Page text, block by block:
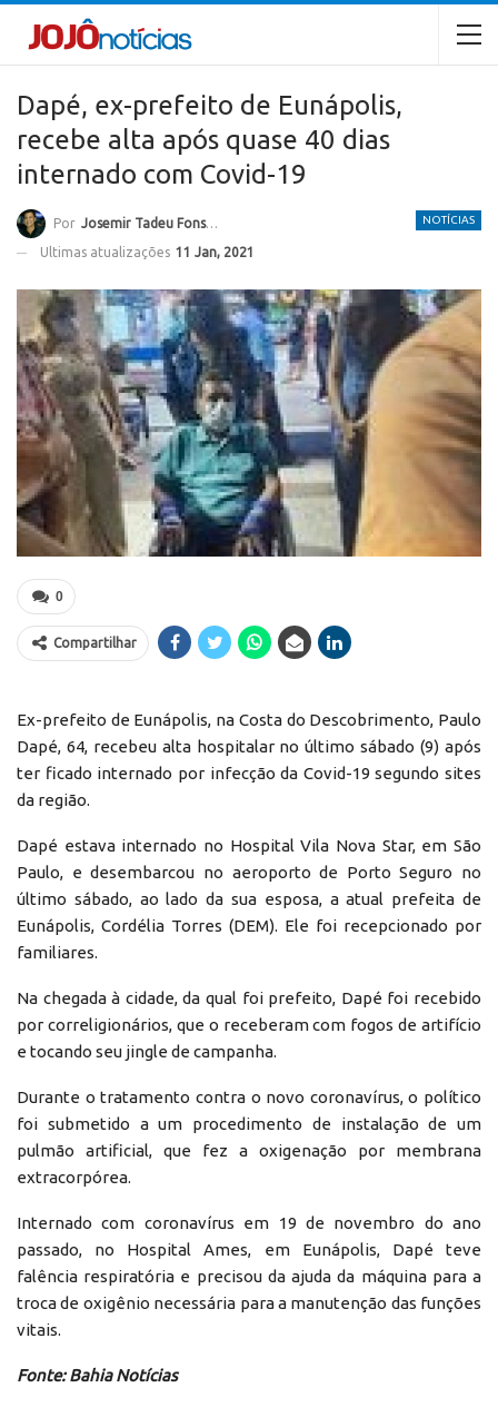
Dapé, ex-prefeito de Eunápolis,
recebe alta após quase 40 dias
internado com Covid-19
NOTÍCIAS
Por Josemir Tadeu Fonseca
Ultimas atualizações 11 Jan, 2021
0
Compartilhar
Ex-prefeito de Eunápolis, na Costa do Descobrimento, Paulo
Dapé, 64, recebeu alta hospitalar no último sábado (9) após
ter ficado internado por infecção da Covid-19 segundo sites
da região.
Dapé estava internado no Hospital Vila Nova Star, em São
Paulo, e desembarcou no aeroporto de Porto Seguro no
último sábado, ao lado da sua esposa, a atual prefeita de
Eunápolis, Cordélia Torres (DEM). Ele foi recepcionado por
familiares.
Na chegada à cidade, da qual foi prefeito, Dapé foi recebido
por correligionários, que o receberam com fogos de artifício
e tocando seu jingle de campanha.
Durante o tratamento contra o novo coronavírus, o político
foi submetido a um procedimento de instalação de um
pulmão artificial, que fez a oxigenação por membrana
extracorpórea.
Internado com coronavírus em 19 de novembro do ano
passado, no Hospital Ames, em Eunápolis, Dapé teve
falência respiratória e precisou da ajuda da máquina para a
troca de oxigênio necessária para a manutenção das funções
vitais.
Fonte: Bahia Notícias